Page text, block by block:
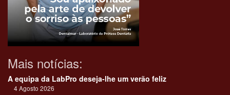
Mais notícias:
A equipa da LabPro deseja-lhe um verão feliz
4 Agosto 2026